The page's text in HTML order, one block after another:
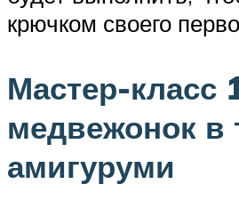
крючком своего
Мастер-класс
медвежонок в
амигуруми